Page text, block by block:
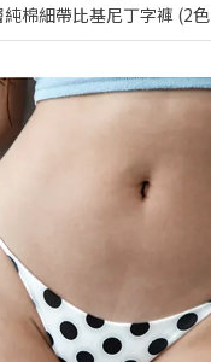
純棉細帶比基尼丁字褲 (2